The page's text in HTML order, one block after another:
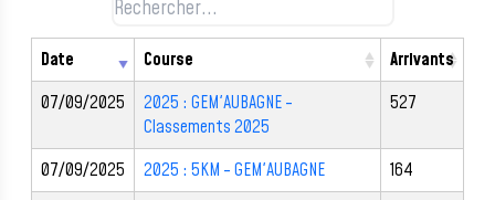
Date Course
Arrivants
07/09/2025
2025 : GEM'AUBAGNE -
Classements 2025
527
07/09/2025 2025 : 5KM - GEM'AUBAGNE
164